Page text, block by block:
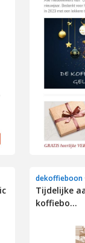
dekoffieboon
Tijdelijke
koffiebo...